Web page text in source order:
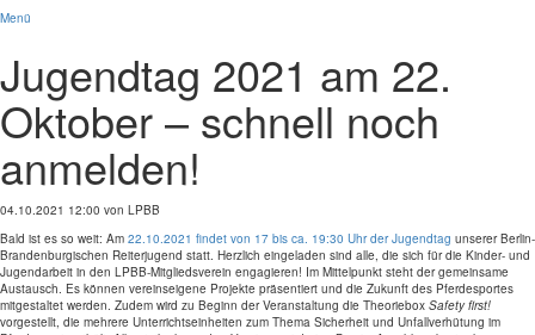
Menü
Jugendtag 2021 am 22.
Oktober – schnell noch
anmelden!
04.10.2021 12:00 von LPBB
Bald ist es so weit: Am 22.10.2021 findet von 17 bis ca. 19:30 Uhr der Jugendtag unserer Berlin-
Brandenburgischen Reiterjugend statt. Herzlich eingeladen sind alle, die sich für die Kinder- und
Jugendarbeit in den LPBB-Mitgliedsverein engagieren! Im Mittelpunkt steht der gemeinsame
Austausch. Es können vereinseigene Projekte präsentiert und die Zukunft des Pferdesportes
mitgestaltet werden. Zudem wird zu Beginn der Veranstaltung die Theoriebox Safety first!
vorgestellt, die mehrere Unterrichtseinheiten zum Thema Sicherheit und Unfallverhütung im